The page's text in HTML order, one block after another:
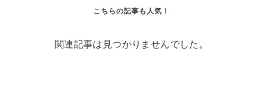
関連記事は見つかりませんでした。